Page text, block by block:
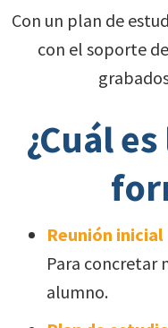
Con un plan de
con el soporte
¿Cuál
Reunión inicial
Para concretar
alumno.